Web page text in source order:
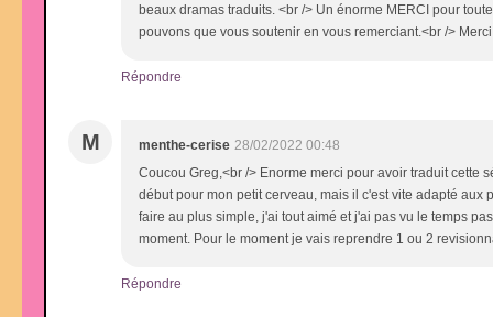
beaux dramas traduits. <br /> Un énorme MERCI pour
pouvons que vous soutenir en vous remerciant.<br />
Répondre
M menthe-cerise 28/02/2022 00:48
Coucou Greg,<br /> Enorme merci pour avoir traduit cette
début pour mon petit cerveau, mais il c'est vite adapté
faire au plus simple, j'ai tout aimé et j'ai pas vu le temps
moment. Pour le moment je vais reprendre 1 ou 2
Répondre